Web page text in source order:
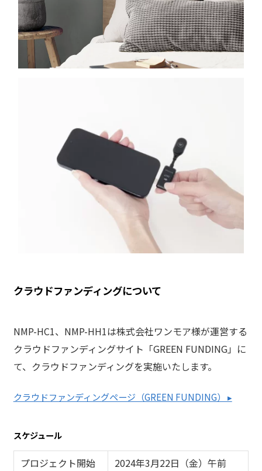
クラウドファンディングについて
NMP-HC1、NMP-HH1は株式会社ワンモア様が運営する
クラウドファンディングサイト「GREEN FUNDING」に
て、クラウドファンディングを実施いたします。
クラウドファンディングページ（GREEN FUNDING） ▸
スケジュール
プロジェクト開始
2024年3月22日（金）午前